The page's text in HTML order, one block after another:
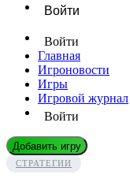
Войти
Войти
Главная
Игроновости
Игры
Игровой журнал
Войти
Добавить игру
СТРАТЕГИИ